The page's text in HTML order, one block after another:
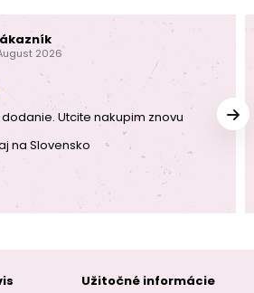
2026
Utcite nakupim znovu
na Slovensko
Užitočné informácie